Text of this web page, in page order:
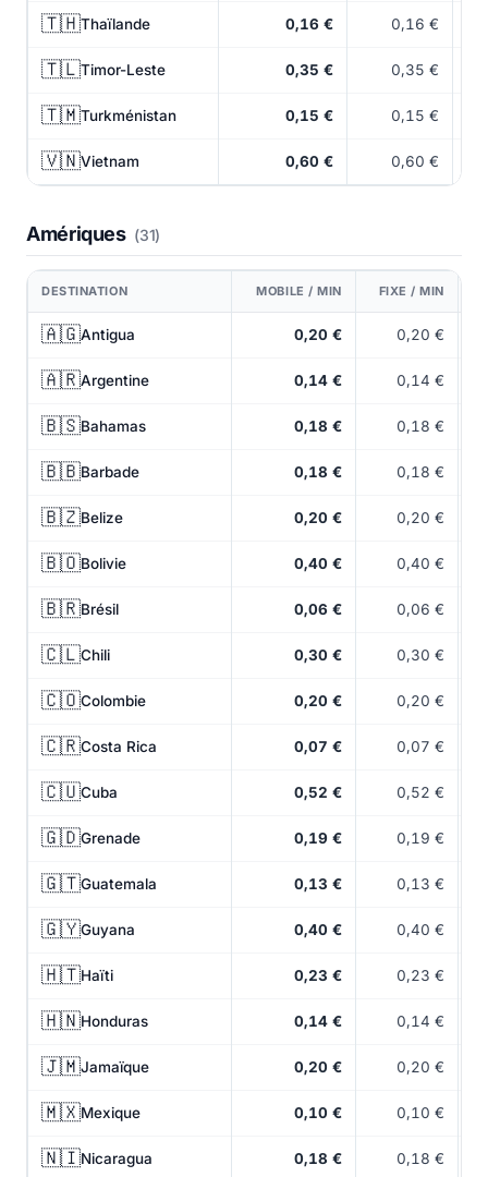
🇹🇭Thaïlande 0,16 € 0,16 €
🇹🇱Timor-Leste 0,35 € 0,35 €
🇹🇲Turkménistan 0,15 € 0,15 €
🇻🇳Vietnam 0,60 € 0,60 €
Amériques (31)
DESTINATION MOBILE / MIN FIXE / MIN
🇦🇬Antigua 0,20 € 0,20 €
🇦🇷Argentine 0,14 € 0,14 €
🇧🇸Bahamas 0,18 € 0,18 €
🇧🇧Barbade 0,18 € 0,18 €
🇧🇿Belize 0,20 € 0,20 €
🇧🇴Bolivie 0,40 € 0,40 €
🇧🇷Brésil 0,06 € 0,06 €
🇨🇱Chili 0,30 € 0,30 €
🇨🇴Colombie 0,20 € 0,20 €
🇨🇷Costa Rica 0,07 € 0,07 €
🇨🇺Cuba 0,52 € 0,52 €
🇬🇩Grenade 0,19 € 0,19 €
🇬🇹Guatemala 0,13 € 0,13 €
🇬🇾Guyana 0,40 € 0,40 €
🇭🇹Haïti 0,23 € 0,23 €
🇭🇳Honduras 0,14 € 0,14 €
🇯🇲Jamaïque 0,20 € 0,20 €
🇲🇽Mexique 0,10 € 0,10 €
🇳🇮Nicaragua 0,18 € 0,18 €